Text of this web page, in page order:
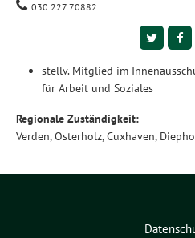
030 227 70882
stellv. Mitglied im
für Arbeit und Soziales
Regionale Zuständigkeit:
Verden, Osterholz, Cuxhaven,